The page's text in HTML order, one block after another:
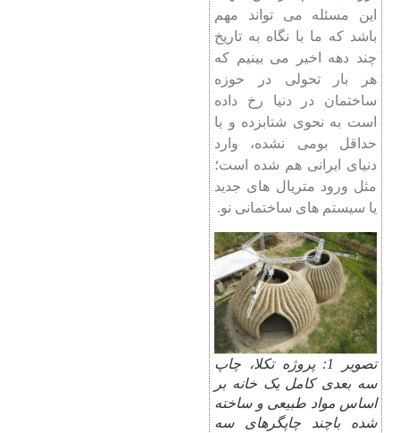
این مسئله می تواند مهم
باشد که ما با نگاه به تاریخ
چند دهه اخیر می بینیم که
هر بار تحولی در حوزه
ساختمان در دنیا رخ داده
است به نحوی شتابزده و یا
حداقل بومی نشده، وارد
دنیای ایرانی هم شده است؛
مثل ورود متریال های جدید
یا سیستم های ساختمانی نو.
تصویر 1: پروژه تکلا، چاپ
سه بعدی کامل یک خانه بر
اساس مواد طبیعی و ساخته
شده باچند چاپگرهای سه